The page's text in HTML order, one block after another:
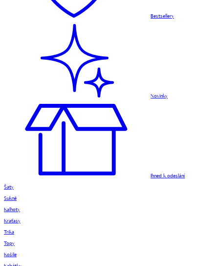
Bestsellery
Novinky
Ihned k odeslání
Šaty
Sukně
Kalhoty
Kraťasy
Trika
Topy
Košile